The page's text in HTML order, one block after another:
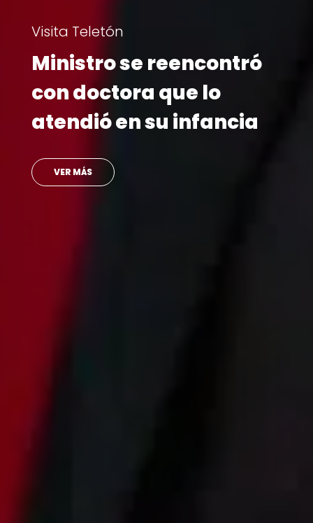
Directoras y directores
de Teletón se reúnen
para proyectar los
desafíos del año
LEER MÁS